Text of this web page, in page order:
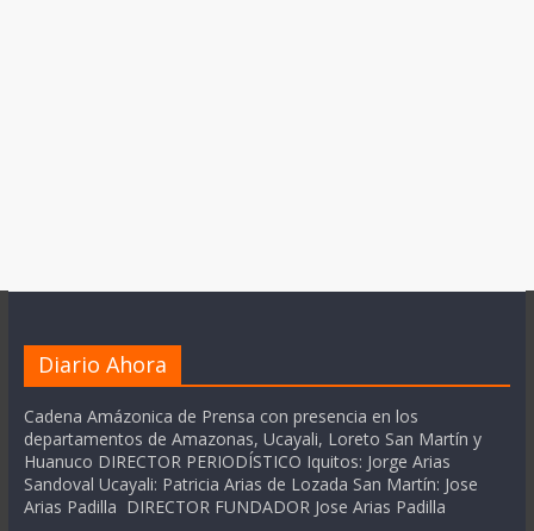
Diario Ahora
Cadena Amázonica de Prensa con presencia en los
departamentos de Amazonas, Ucayali, Loreto San Martín y
Huanuco DIRECTOR PERIODÍSTICO Iquitos: Jorge Arias
Sandoval Ucayali: Patricia Arias de Lozada San Martín: Jose
Arias Padilla DIRECTOR FUNDADOR Jose Arias Padilla